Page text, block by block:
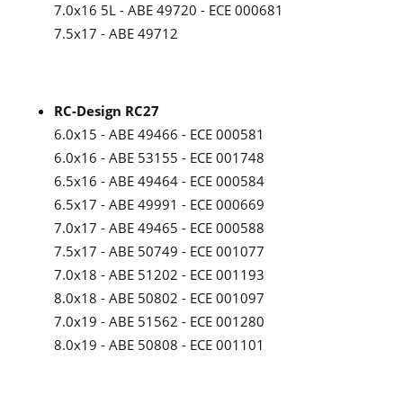
7.0x16 5L - ABE 49720 - ECE 000681
7.5x17 - ABE 49712
RC-Design RC27
6.0x15 - ABE 49466 - ECE 000581
6.0x16 - ABE 53155 - ECE 001748
6.5x16 - ABE 49464 - ECE 000584
6.5x17 - ABE 49991 - ECE 000669
7.0x17 - ABE 49465 - ECE 000588
7.5x17 - ABE 50749 - ECE 001077
7.0x18 - ABE 51202 - ECE 001193
8.0x18 - ABE 50802 - ECE 001097
7.0x19 - ABE 51562 - ECE 001280
8.0x19 - ABE 50808 - ECE 001101